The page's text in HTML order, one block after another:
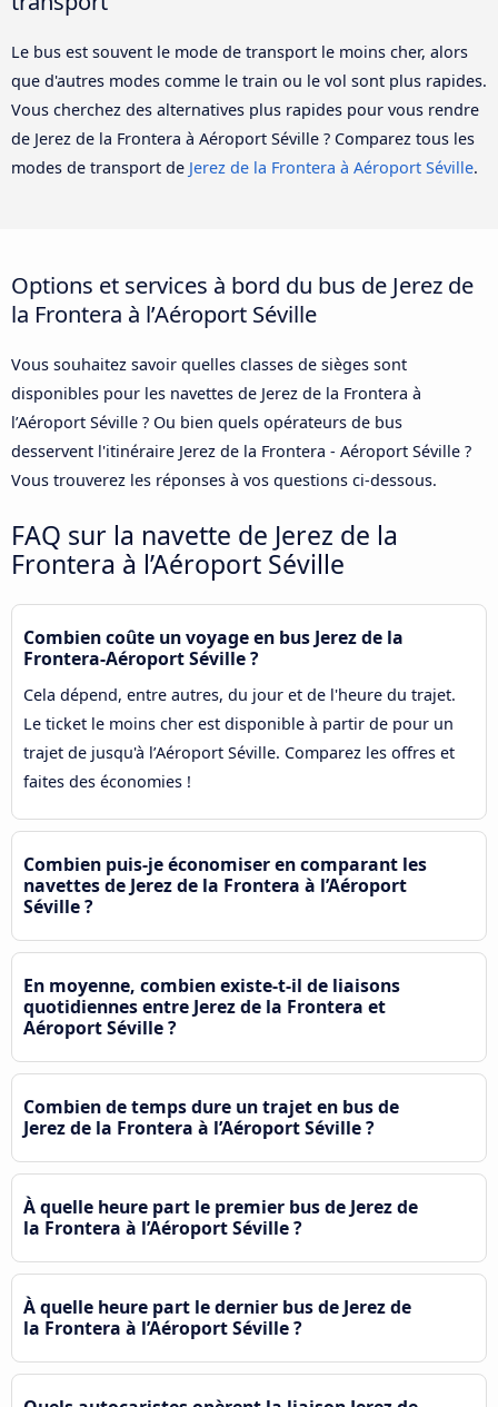
Le bus est souvent le mode de transport le moins cher, alors
que d'autres modes comme le train ou le vol sont plus rapides.
Vous cherchez des alternatives plus rapides pour vous rendre
de Jerez de la Frontera à Aéroport Séville ? Comparez tous les
modes de transport de Jerez de la Frontera à Aéroport Séville.
Options et services à bord du bus de Jerez de
la Frontera à l’Aéroport Séville
Vous souhaitez savoir quelles classes de sièges sont
disponibles pour les navettes de Jerez de la Frontera à
l’Aéroport Séville ? Ou bien quels opérateurs de bus
desservent l'itinéraire Jerez de la Frontera - Aéroport Séville ?
Vous trouverez les réponses à vos questions ci-dessous.
FAQ sur la navette de Jerez de la
Frontera à l’Aéroport Séville
Combien coûte un voyage en bus Jerez de la
Frontera-Aéroport Séville ?
Cela dépend, entre autres, du jour et de l'heure du trajet.
Le ticket le moins cher est disponible à partir de pour un
trajet de jusqu'à l’Aéroport Séville. Comparez les offres et
faites des économies !
Combien puis-je économiser en comparant les
navettes de Jerez de la Frontera à l’Aéroport
Séville ?
En moyenne, combien existe-t-il de liaisons
quotidiennes entre Jerez de la Frontera et
Aéroport Séville ?
Combien de temps dure un trajet en bus de
Jerez de la Frontera à l’Aéroport Séville ?
À quelle heure part le premier bus de Jerez de
la Frontera à l’Aéroport Séville ?
À quelle heure part le dernier bus de Jerez de
la Frontera à l’Aéroport Séville ?